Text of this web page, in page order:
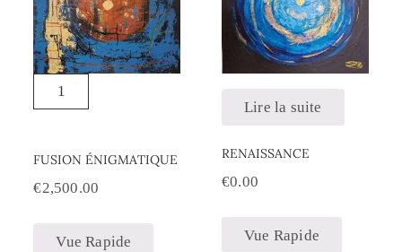
FUSION ÉNIGMATIQUE
€2,500.00
Vue Rapide
Lire la suite
RENAISSANCE
€0.00
Vue Rapide